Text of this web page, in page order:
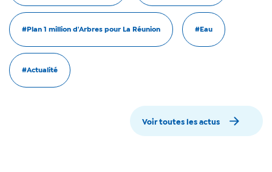
#Plan 1 million d'Arbres pour La Réunion #Eau
#Actualité
Voir toutes les actus